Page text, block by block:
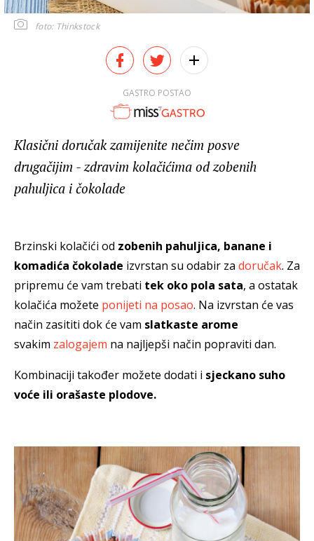
foto: Thinkstock
GASTRO POSTAO
Klasični doručak zamijenite nečim posve
drugačijim - zdravim kolačićima od zobenih
pahuljica i čokolade
Brzinski kolačići od zobenih pahuljica, banane i
komadića čokolade izvrstan su odabir za doručak. Za
pripremu će vam trebati tek oko pola sata, a ostatak
kolačića možete ponijeti na posao. Na izvrstan će vas
način zasititi dok će vam slatkaste arome
svakim zalogajem na najljepši način popraviti dan.
Kombinaciji također možete dodati i sjeckano suho
voće ili orašaste plodove.